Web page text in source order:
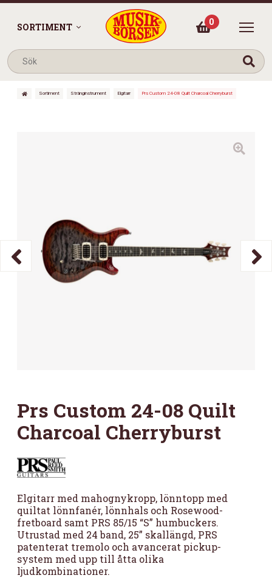
SORTIMENT 0
Sortiment Stränginstrument Elgitarr Prs Custom 24-08 Quilt Charcoal Cherryburst
Prs Custom 24-08 Quilt
Charcoal Cherryburst
Elgitarr med mahognykropp, lönntopp med
quiltat lönnfanér, lönnhals och Rosewood-
fretboard samt PRS 85/15 “S” humbuckers.
Utrustad med 24 band, 25” skallängd, PRS
patenterat tremolo och avancerat pickup-
system med upp till åtta olika
ljudkombinationer.